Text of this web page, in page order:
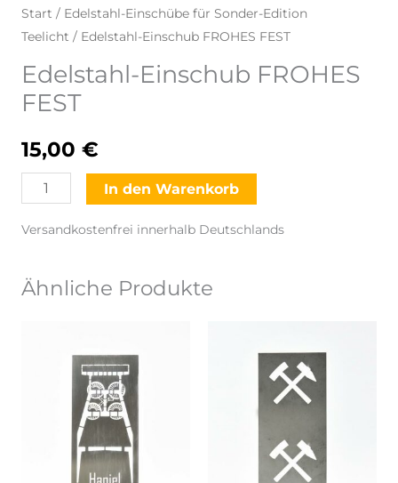
Start / Edelstahl-Einschübe für Sonder-Edition
Teelicht / Edelstahl-Einschub FROHES FEST
Edelstahl-Einschub FROHES
FEST
15,00 €
Edelstahl-
Einschub
FROHES
Menge
In den Warenkorb
Versandkostenfrei innerhalb Deutschlands
Ähnliche Produkte